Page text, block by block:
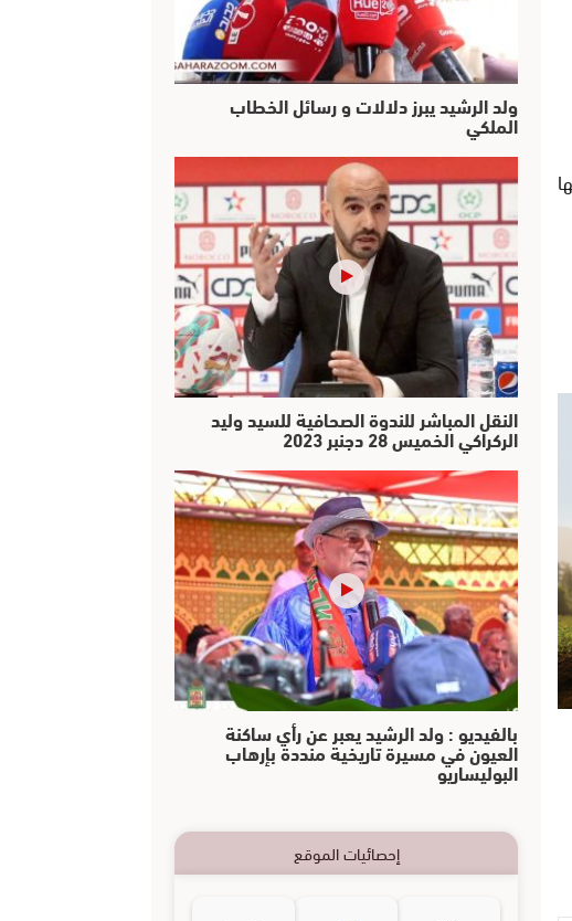
ولد الرشيد يبرز دلالات و رسائل الخطاب
الملكي
النقل المباشر للندوة الصحافية للسيد وليد
الركراكي الخميس 28 دجنبر 2023
بالفيديو : ولد الرشيد يعبر عن رأي ساكنة
العيون في مسيرة تاريخية منددة بإرهاب
البوليساريو
إحصائيات الموقع